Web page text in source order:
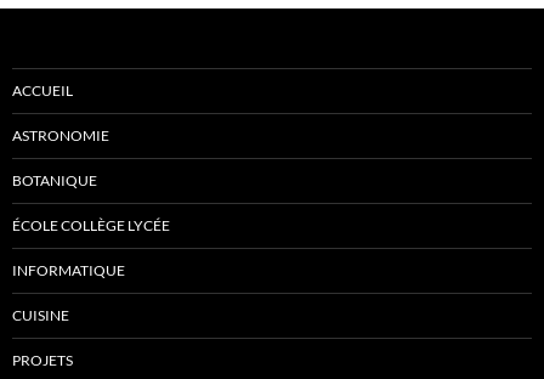
ACCUEIL
ASTRONOMIE
BOTANIQUE
ÉCOLE COLLÈGE LYCÉE
INFORMATIQUE
CUISINE
PROJETS